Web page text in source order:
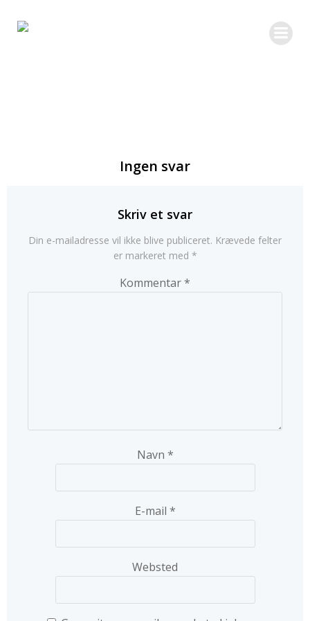
Ingen svar
Skriv et svar
Din e-mailadresse vil ikke blive publiceret. Krævede felter
er markeret med *
Kommentar*
Navn *
E-mail *
Websted